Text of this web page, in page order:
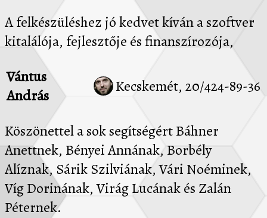
A felkészüléshez jó kedvet kíván a szoftver
kitalálója, fejlesztője és finanszírozója,
Vántus
András
Kecskemét, 20/424-89-36
Köszönettel a sok segítségért Báhner
Anettnek, Bényei Annának, Borbély
Alíznak, Sárik Szilviának, Vári Noéminek,
Víg Dorinának, Virág Lucának és Zalán
Péternek.